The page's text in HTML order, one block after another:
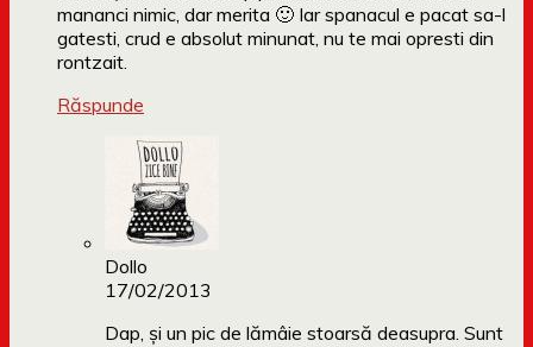
mananci nimic, dar merita 🙂 Iar spanacul e pacat sa-l
gatesti, crud e absolut minunat, nu te mai opresti din
rontzait.
Răspunde
Dollo
17/02/2013
Dap, și un pic de lămâie stoarsă deasupra. Sunt